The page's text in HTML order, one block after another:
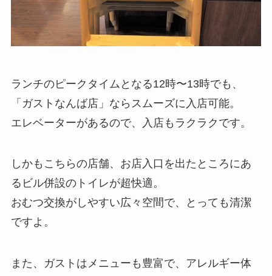
ランチのピークタイムとなる12時〜13時でも、
「ガストなんば店」ならスムーズに入店可能。
エレベーターがあるので、入店もラクラクです。
しかもこちらの店舗、お店入口を出たところにあ
るビル併設のトイレが超快適。
おむつ交換がしやすい広々空間で、とっても清潔
ですよ。
また、ガストはメニューも豊富で、アレルギー体